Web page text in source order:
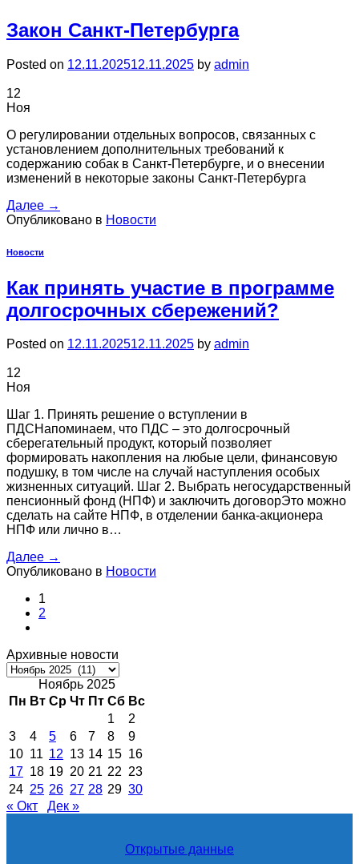
Закон Санкт-Петербурга
Posted on 12.11.202512.11.2025 by admin
12
Ноя
О регулировании отдельных вопросов, связанных с
установлением дополнительных требований к
содержанию собак в Санкт-Петербурге, и о внесении
изменений в некоторые законы Санкт-Петербурга
Далее →
Опубликовано в Новости
Новости
Как принять участие в программе
долгосрочных сбережений?
Posted on 12.11.202512.11.2025 by admin
12
Ноя
Шаг 1. Принять решение о вступлении в
ПДСНапоминаем, что ПДС – это долгосрочный
сберегательный продукт, который позволяет
формировать накопления на любые цели, финансовую
подушку, в том числе на случай наступления особых
жизненных ситуаций. Шаг 2. Выбрать негосударственный
пенсионный фонд (НПФ) и заключить договорЭто можно
сделать на сайте НПФ, в отделении банка-акционера
НПФ или лично в…
Далее →
Опубликовано в Новости
1
2
Архивные новости
Архивные
новостиНоябрь 2025
Пн Вт Ср Чт Пт Сб Вс
1
2
3
4 5 6 7 8
9
10 11 12 13 14 15 16
17 18 19 20 21 22 23
24 25 26 27 28 29 30
« Окт
Дек »
Открытые данные